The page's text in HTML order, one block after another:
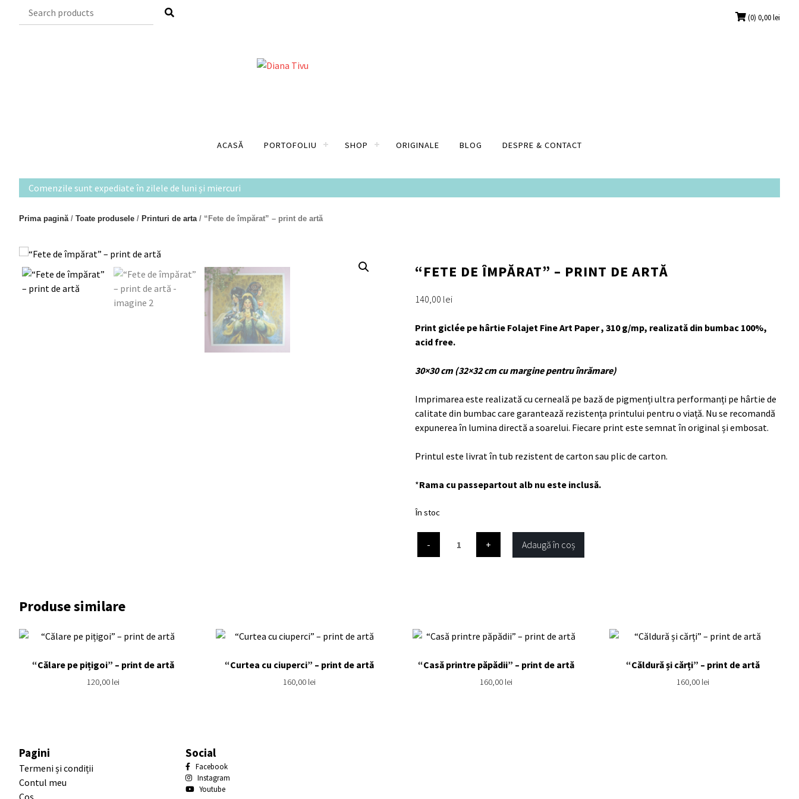
(0) 0,00lei
ACASĂ PORTOFOLIU SHOP ORIGINALE BLOG DESPRE & CONTACT
Comenzile sunt expediate în zilele de luni și miercuri
Prima pagină / Toate produsele / Printuri de arta / “Fete de împărat” – print de artă
“FETE DE ÎMPĂRAT” – PRINT DE ARTĂ
140,00 lei
Print giclée pe hârtie Folajet Fine Art Paper , 310 g/mp, realizată din bumbac 100%,
acid free.
30×30 cm (32×32 cm cu margine pentru înrămare)
Imprimarea este realizată cu cerneală pe bază de pigmenți ultra performanți pe hârtie de
calitate din bumbac care garantează rezistența printului pentru o viață. Nu se recomandă
expunerea în lumina directă a soarelui. Fiecare print este semnat în original și embosat.
Printul este livrat în tub rezistent de carton sau plic de carton.
*Rama cu passepartout alb nu este inclusă.
În stoc
artă
Adaugă în coș
Produse similare
“Călare pe pițigoi” – print de artă
120,00 lei
“Curtea cu ciuperci” – print de artă
160,00 lei
“Casă printre păpădii” – print de artă
160,00 lei
“Căldură și cărți” – print de artă
160,00 lei
Pagini
Termeni și condiții
Contul meu
Social
Facebook
Instagram
Youtube